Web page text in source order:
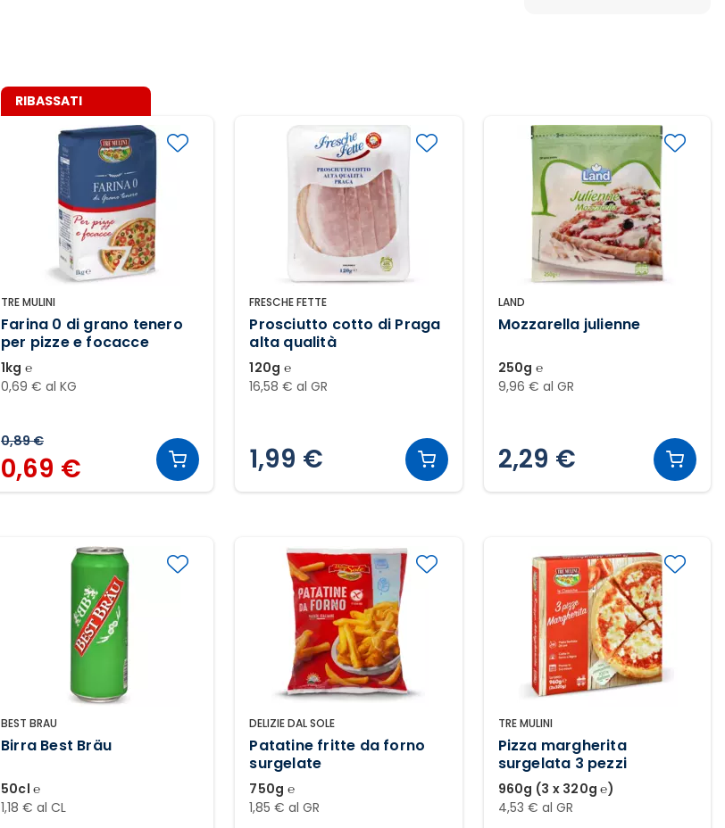
TRE MULINI
Farina 0 di grano tenero
per pizze e focacce
1kg ℮
0,69 € al KG
RIBASSATI
0,89 €
0,69 €
FRESCHE FETTE
Prosciutto cotto di Praga
alta qualità
120g ℮
16,58 € al GR
1,99 €
LAND
Mozzarella julienne
250g ℮
9,96 € al GR
2,29 €
BEST BRAU
Birra Best Bräu
50cl ℮
1,18 € al CL
DELIZIE DAL SOLE
Patatine fritte da forno
surgelate
750g ℮
1,85 € al GR
TRE MULINI
Pizza margherita
surgelata 3 pezzi
960g (3 x 320g ℮)
4,53 € al GR